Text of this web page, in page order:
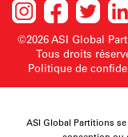
©2026 ASI Global
Tous droits
Politique de
ASI Global Partitions